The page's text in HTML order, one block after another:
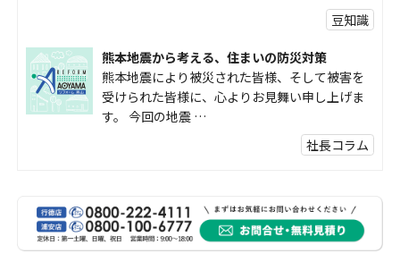
豆知識
熊本地震から考える、住まいの防災対策
熊本地震により被災された皆様、そして被害を
受けられた皆様に、心よりお見舞い申し上げま
す。 今回の地震 …
社長コラム
外壁の色あせやひび割れが気になり始めると、
「そろそろ塗り替えが必要かな？」 「訪問営業
に勧められた …